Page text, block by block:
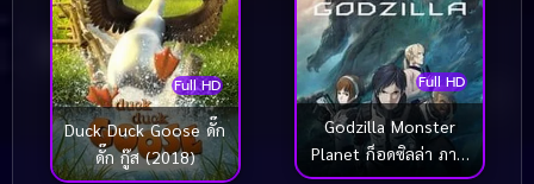
Full HD
Duck Duck Goose ดั๊ก
ดั๊ก กู๊ส (2018)
Full HD
Godzilla Monster
Planet ก็อดซิลล่า ภาค